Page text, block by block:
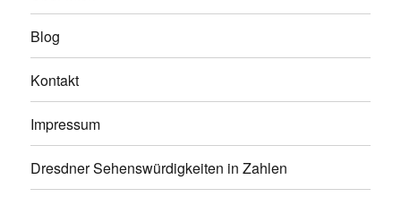
Blog
Kontakt
Impressum
Dresdner Sehenswürdigkeiten in Zahlen